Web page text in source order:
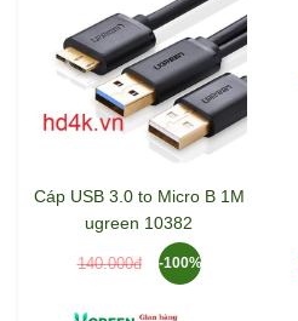
Cáp USB 3.0 to Micro B 1M
ugreen 10382
140.000đ -100%